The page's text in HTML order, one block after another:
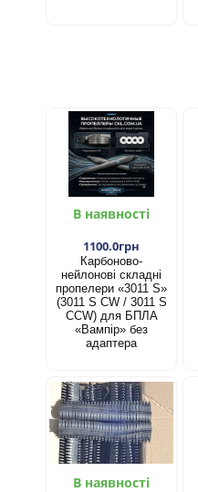
В наявності
1100.0грн
Карбоново-
нейлонові складні
пропелери «3011 S»
(3011 S CW / 3011 S
CCW) для БПЛА
«Вампір» без
адаптера
В наявності